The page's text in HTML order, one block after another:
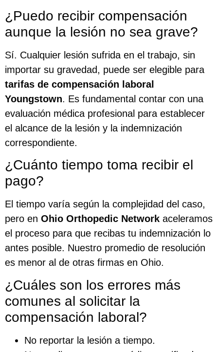
¿Puedo recibir compensación
aunque la lesión no sea grave?
Sí. Cualquier lesión sufrida en el trabajo, sin
importar su gravedad, puede ser elegible para
tarifas de compensación laboral
Youngstown. Es fundamental contar con una
evaluación médica profesional para establecer
el alcance de la lesión y la indemnización
correspondiente.
¿Cuánto tiempo toma recibir el
pago?
El tiempo varía según la complejidad del caso,
pero en Ohio Orthopedic Network aceleramos
el proceso para que recibas tu indemnización lo
antes posible. Nuestro promedio de resolución
es menor al de otras firmas en Ohio.
¿Cuáles son los errores más
comunes al solicitar la
compensación laboral?
No reportar la lesión a tiempo.